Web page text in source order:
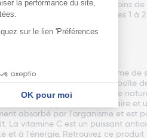
car il nécessite moins
(Fe2+) fournissant ainsi les 1 à
dans le corps.
se présente sous forme de
également disponible en boîte
Ferrotone Original, une source
du système immunitaire et
absorbé par l'organisme et est
vitamine C est un puissant
à l'énergie. Retrouvez ce produit